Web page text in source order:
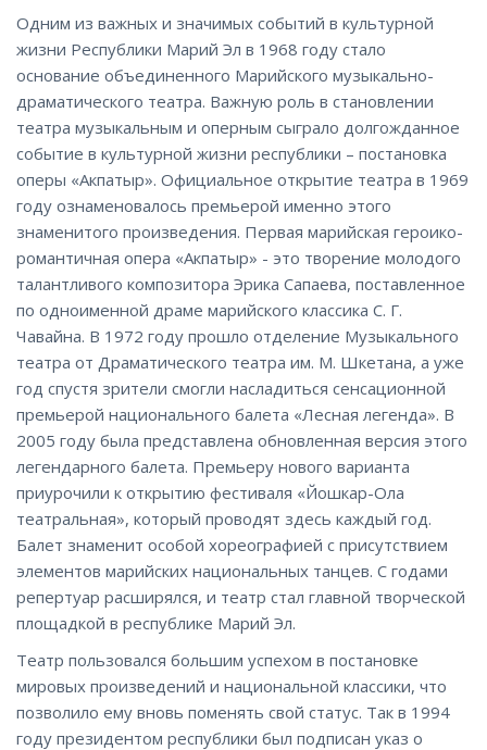
Одним из важных и значимых событий в культурной
жизни Республики Марий Эл в 1968 году стало
основание объединенного Марийского музыкально-
драматического театра. Важную роль в становлении
театра музыкальным и оперным сыграло долгожданное
событие в культурной жизни республики – постановка
оперы «Акпатыр». Официальное открытие театра в 1969
году ознаменовалось премьерой именно этого
знаменитого произведения. Первая марийская героико-
романтичная опера «Акпатыр» - это творение молодого
талантливого композитора Эрика Сапаева, поставленное
по одноименной драме марийского классика С. Г.
Чавайна. В 1972 году прошло отделение Музыкального
театра от Драматического театра им. М. Шкетана, а уже
год спустя зрители смогли насладиться сенсационной
премьерой национального балета «Лесная легенда». В
2005 году была представлена обновленная версия этого
легендарного балета. Премьеру нового варианта
приурочили к открытию фестиваля «Йошкар-Ола
театральная», который проводят здесь каждый год.
Балет знаменит особой хореографией с присутствием
элементов марийских национальных танцев. С годами
репертуар расширялся, и театр стал главной творческой
площадкой в республике Марий Эл.
Театр пользовался большим успехом в постановке
мировых произведений и национальной классики, что
позволило ему вновь поменять свой статус. Так в 1994
году президентом республики был подписан указ о